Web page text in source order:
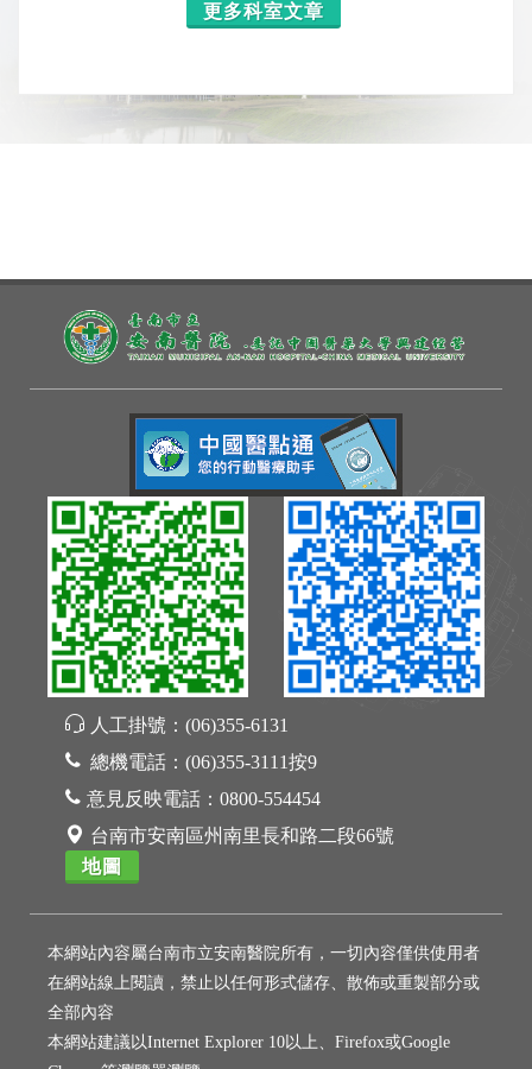
更多科室文章
人工掛號： (06)355-6131
總機電話： (06)355-3111按9
意見反映電話： 0800-554454
台南市安南區州南里長和路二段66號
地圖
本網站內容屬台南市立安南醫院所有，一切內容僅供使用者
在網站線上閱讀，禁止以任何形式儲存、散佈或重製部分或
全部內容
本網站建議以Internet Explorer 10以上、Firefox或Google